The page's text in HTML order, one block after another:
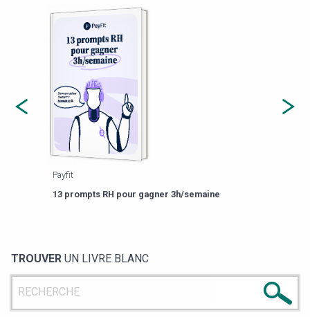
Payfit
13 prompts RH pour gagner 3h/semaine
TROUVER UN LIVRE BLANC